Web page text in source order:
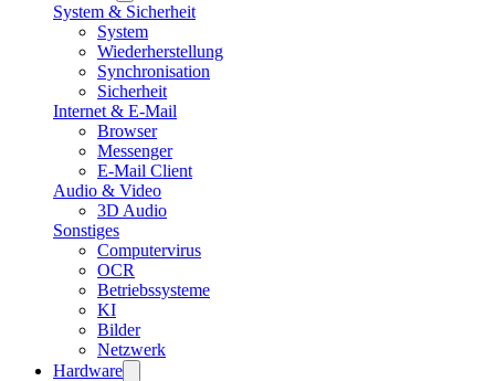
System & Sicherheit
System
Wiederherstellung
Synchronisation
Sicherheit
Internet & E-Mail
Browser
Messenger
E-Mail Client
Audio & Video
3D Audio
Sonstiges
Computervirus
OCR
Betriebssysteme
KI
Bilder
Netzwerk
Hardware